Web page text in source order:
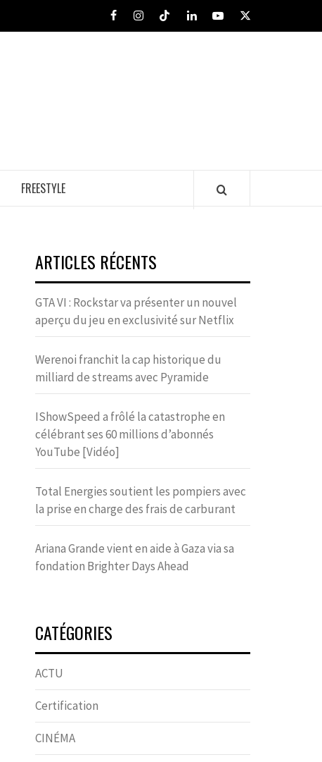
FacebookInstagram
TiktokLinkedInYoutube
X
FREESTYLE
ARTICLES RÉCENTS
GTA VI : Rockstar va présenter un nouvel
aperçu du jeu en exclusivité sur Netflix
Werenoi franchit la cap historique du
milliard de streams avec Pyramide
IShowSpeed a frôlé la catastrophe en
célébrant ses 60 millions d’abonnés
YouTube [Vidéo]
Total Energies soutient les pompiers avec
la prise en charge des frais de carburant
Ariana Grande vient en aide à Gaza via sa
fondation Brighter Days Ahead
CATÉGORIES
ACTU
Certification
CINÉMA